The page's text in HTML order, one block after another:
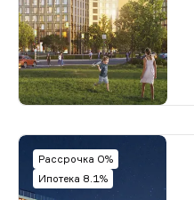
Рассрочка 0%
Ипотека 8.1%